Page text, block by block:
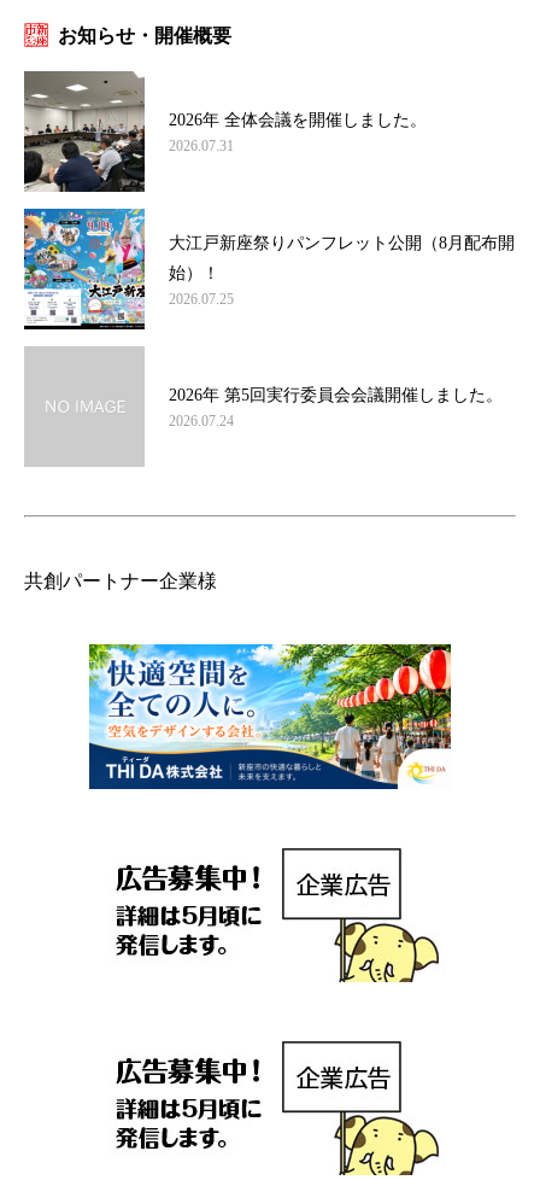
お知らせ・開催概要
2026年 全体会議を開催しました。
2026.07.31
大江戸新座祭りパンフレット公開（8月配布開
始）！
2026.07.25
2026年 第5回実行委員会会議開催しました。
2026.07.24
共創パートナー企業様